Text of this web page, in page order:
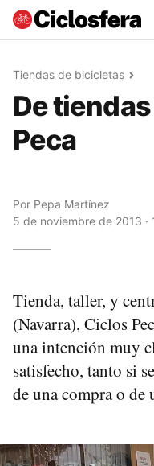
Tiendas de bicicletas
De
Peca
Por Pepa Martínez
5 de noviembre de 2013 ·
Tienda, taller, y
(Navarra), Ciclos
una intención muy
satisfecho, tanto si
de una compra o de